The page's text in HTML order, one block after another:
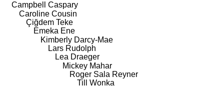
Campbell Caspary
Caroline Cousin
Çiğdem Teke
Emeka Ene
Kimberly Darcy-Mae
Lars Rudolph
Lea Draeger
Mickey Mahar
Roger Sala Reyner
Till Wonka